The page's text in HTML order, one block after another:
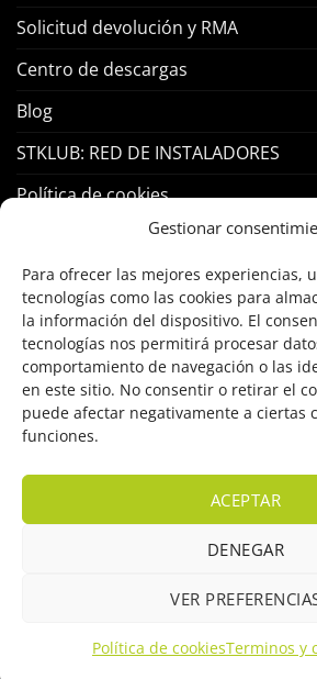
Gestionar
Para ofrecer las mejores experiencias,
tecnologías como las cookies para
la información del dispositivo. El
tecnologías nos permitirá procesar
comportamiento de navegación o las
en este sitio. No consentir o retirar el
puede afectar negativamente a ciertas
funciones.
ACEPTAR
DENEGAR
VER
Política de cookiesTerminos y
Solicitud devolución y RMA
Centro de descargas
Blog
STKLUB: RED DE INSTALADORES
Política de cookies
Control Acceso
Hogar Inteligente
Incendio
Intrusión
OFERTAS